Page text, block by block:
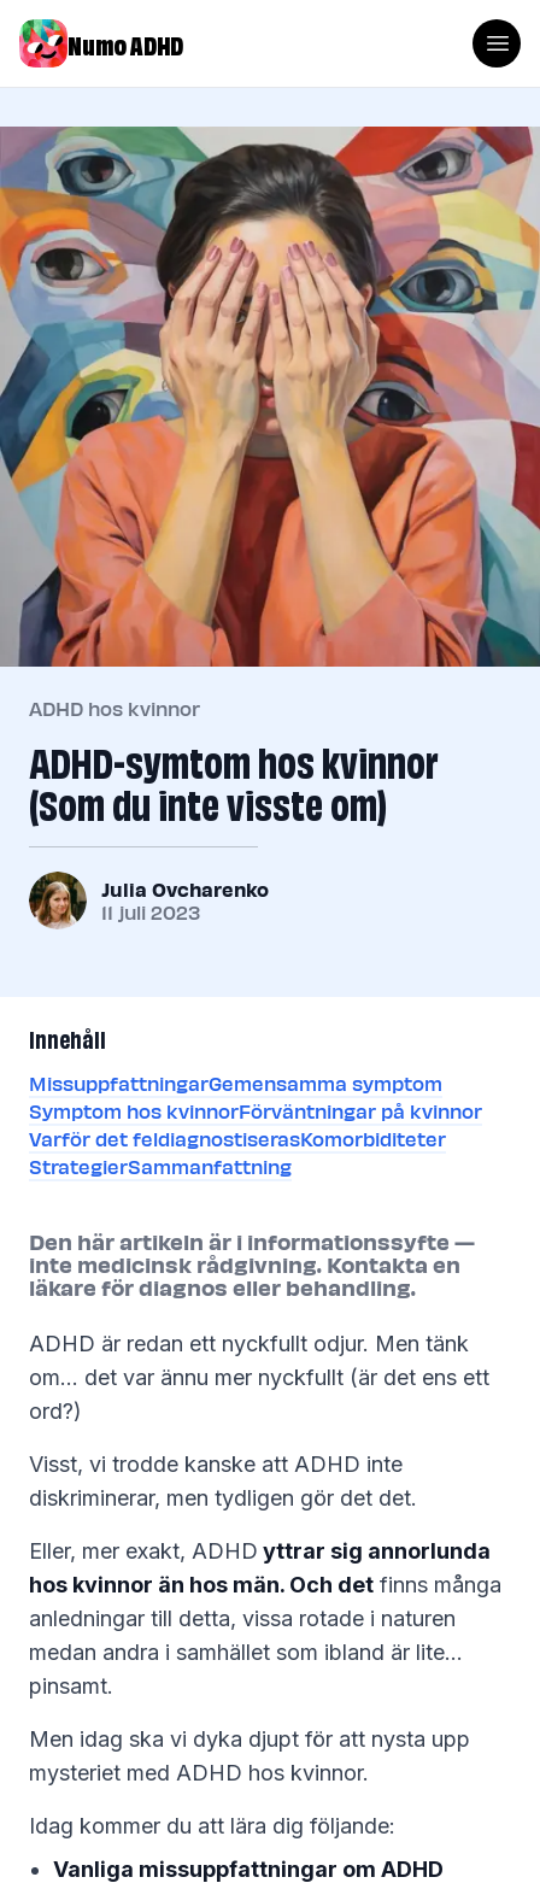
Numo ADHD
ADHD hos kvinnor
ADHD-symtom hos kvinnor
(Som du inte visste om)
Julia Ovcharenko
11 juli 2023
Innehåll
MissuppfattningarGemensamma symptom
Symptom hos kvinnorFörväntningar på kvinnor
Varför det feldiagnostiserasKomorbiditeter
StrategierSammanfattning
Den här artikeln är i informationssyfte —
inte medicinsk rådgivning. Kontakta en
läkare för diagnos eller behandling.
ADHD är redan ett nyckfullt odjur. Men tänk
om… det var ännu mer nyckfullt (är det ens ett
ord?)
Visst, vi trodde kanske att ADHD inte
diskriminerar, men tydligen gör det det.
Eller, mer exakt, ADHD yttrar sig annorlunda
hos kvinnor än hos män. Och det finns många
anledningar till detta, vissa rotade i naturen
medan andra i samhället som ibland är lite…
pinsamt.
Men idag ska vi dyka djupt för att nysta upp
mysteriet med ADHD hos kvinnor.
Idag kommer du att lära dig följande:
Vanliga missuppfattningar om ADHD